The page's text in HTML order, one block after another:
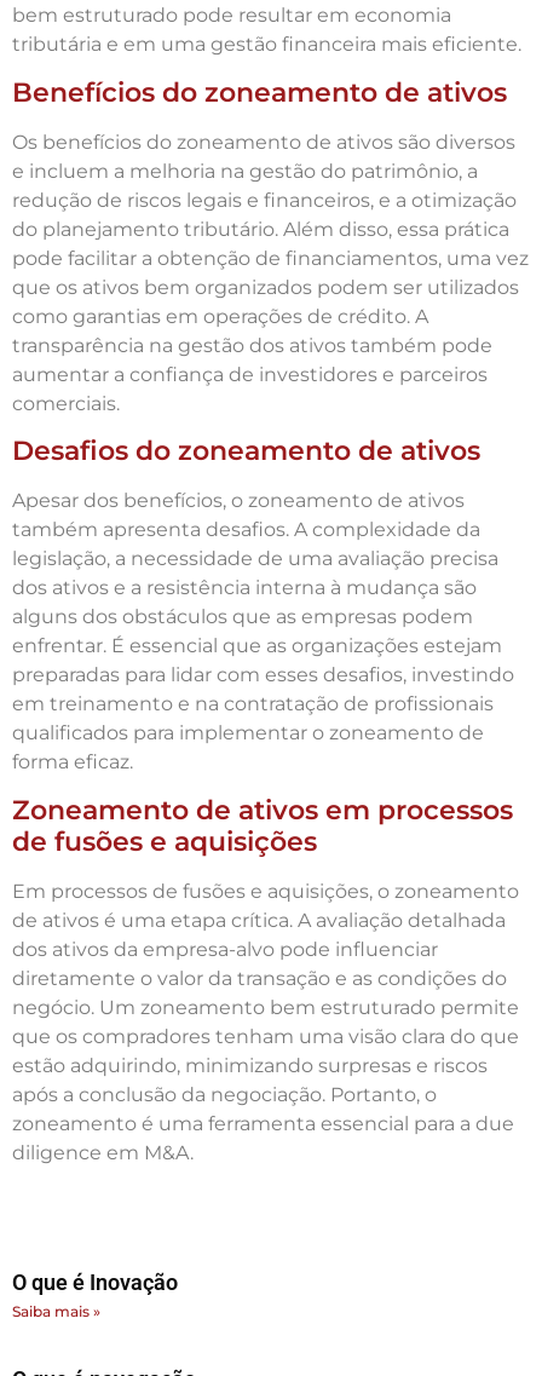
bem estruturado pode resultar em economia
tributária e em uma gestão financeira mais eficiente.
Benefícios do zoneamento de ativos
Os benefícios do zoneamento de ativos são diversos
e incluem a melhoria na gestão do patrimônio, a
redução de riscos legais e financeiros, e a otimização
do planejamento tributário. Além disso, essa prática
pode facilitar a obtenção de financiamentos, uma vez
que os ativos bem organizados podem ser utilizados
como garantias em operações de crédito. A
transparência na gestão dos ativos também pode
aumentar a confiança de investidores e parceiros
comerciais.
Desafios do zoneamento de ativos
Apesar dos benefícios, o zoneamento de ativos
também apresenta desafios. A complexidade da
legislação, a necessidade de uma avaliação precisa
dos ativos e a resistência interna à mudança são
alguns dos obstáculos que as empresas podem
enfrentar. É essencial que as organizações estejam
preparadas para lidar com esses desafios, investindo
em treinamento e na contratação de profissionais
qualificados para implementar o zoneamento de
forma eficaz.
Zoneamento de ativos em processos
de fusões e aquisições
Em processos de fusões e aquisições, o zoneamento
de ativos é uma etapa crítica. A avaliação detalhada
dos ativos da empresa-alvo pode influenciar
diretamente o valor da transação e as condições do
negócio. Um zoneamento bem estruturado permite
que os compradores tenham uma visão clara do que
estão adquirindo, minimizando surpresas e riscos
após a conclusão da negociação. Portanto, o
zoneamento é uma ferramenta essencial para a due
diligence em M&A.
O que é Inovação
Saiba mais »